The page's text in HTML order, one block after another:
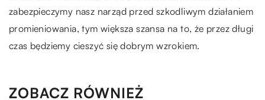
zabezpieczymy nasz narząd przed szkodliwym działaniem
promieniowania, tym większa szansa na to, że przez długi
czas będziemy cieszyć się dobrym wzrokiem.
ZOBACZ RÓWNIEŻ